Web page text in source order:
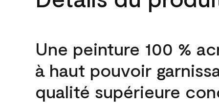
Une peinture 100 %
à haut pouvoir
qualité supérieure